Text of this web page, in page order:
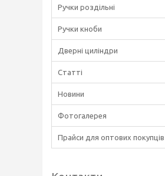
Ручки роздільні
Ручки кноби
Дверні циліндри
Статті
Новини
Фотогалерея
Прайси для оптових покупців